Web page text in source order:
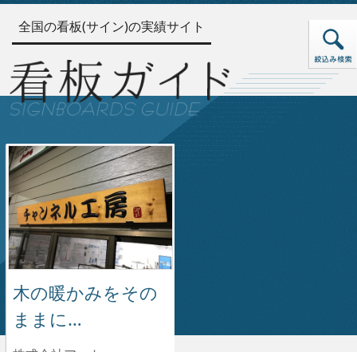
全国の看板(サイン)の実績サイト
木の暖かみをその
ままに…